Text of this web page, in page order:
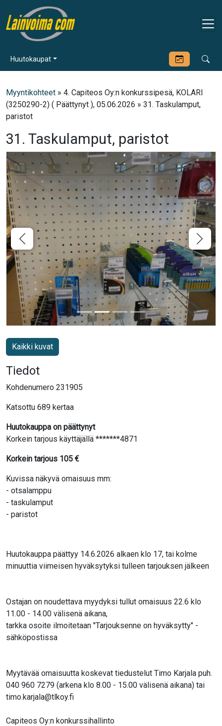
Huutokaupat
Myyntikohteet » 4. Capiteos Oy:n konkurssipesä, KOLARI
(3250290-2) ( Päättynyt ), 05.06.2026 » 31. Taskulamput,
paristot
31. Taskulamput, paristot
Kaikki kuvat
Tiedot
Kohdenumero 231905
Katsottu 689 kertaa
Huutokauppa on päättynyt
Korkein tarjous käyttäjällä *******4871
Korkein tarjous 105 €
Kuvissa näkyvä omaisuus mm:
- otsalamppu
- taskulamput
- paristot
Huutokauppa päättyy 14.6.2026 alkaen klo 17, tai kolme
minuuttia viimeisen hyväksytyksi tulleen tarjouksen jälkeen
Ostajan on noudettava myydyksi tullut omaisuus 22.6 klo
11.00 - 14.00 välisenä aikana,
tarkka osoite ilmoitetaan "Tarjouksenne on hyväksytty" -
sähköpostissa
Myytävää omaisuutta koskevat tiedustelut Timo Karjala puh.
040 960 7279 (arkena klo 8.00 - 15.00 välisenä aikana) tai
timo.karjala@tlkoy.fi
Capiteos Oy:n konkurssihallinto